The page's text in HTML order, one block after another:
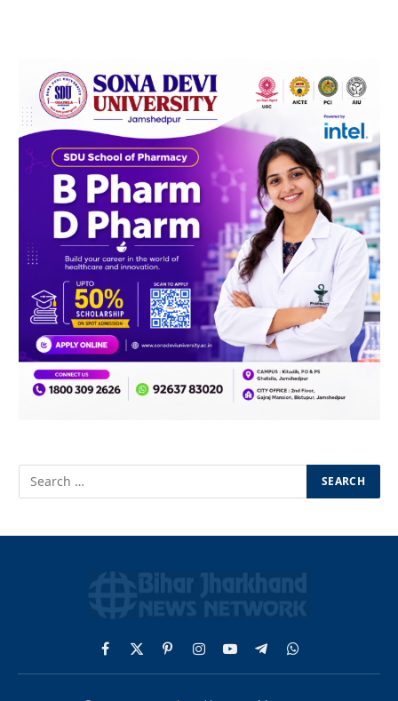
Facebook
X
(Twitter)
PinterestInstagram
YouTubeTelegramWhatsApp